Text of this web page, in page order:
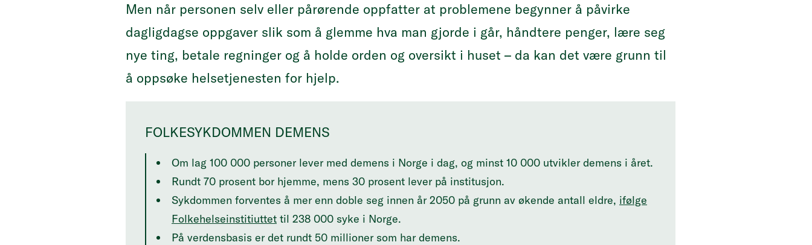
Men når personen selv eller pårørende oppfatter at problemene begynner å påvirke
dagligdagse oppgaver slik som å glemme hva man gjorde i går, håndtere penger, lære seg
nye ting, betale regninger og å holde orden og oversikt i huset – da kan det være grunn til
å oppsøke helsetjenesten for hjelp.
FOLKESYKDOMMEN DEMENS
Om lag 100 000 personer lever med demens i Norge i dag, og minst 10 000 utvikler demens i året.
Rundt 70 prosent bor hjemme, mens 30 prosent lever på institusjon.
Sykdommen forventes å mer enn doble seg innen år 2050 på grunn av økende antall eldre, ifølge
Folkehelseinstitiuttet til 238 000 syke i Norge.
På verdensbasis er det rundt 50 millioner som har demens.